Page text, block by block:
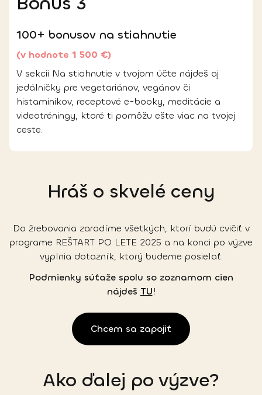
100+ bonusov na stiahnutie
(v hodnote 1 500 €)
V sekcii Na stiahnutie v tvojom účte nájdeš aj
jedálničky pre vegetariánov, vegánov či
histaminikov, receptové e-booky, meditácie a
videotréningy, ktoré ti pomôžu ešte viac na tvojej
ceste.
Hráš o skvelé ceny
Do žrebovania zaradíme všetkých, ktorí budú cvičiť v
programe REŠTART PO LETE 2025 a na konci po výzve
vyplnia dotazník, ktorý budeme posielať.
Podmienky súťaže spolu so zoznamom cien
nájdeš TU!
Chcem sa zapojiť
Ako ďalej po výzve?